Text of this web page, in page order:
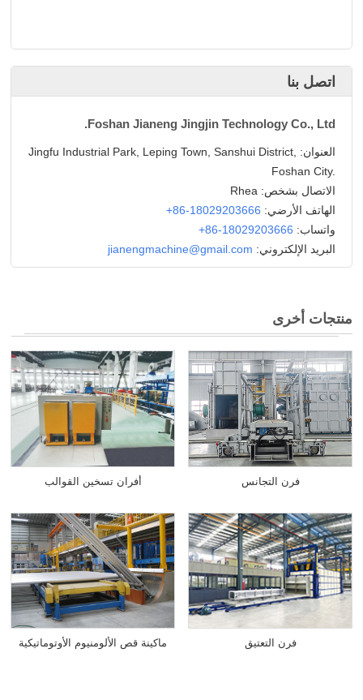
اتصل بنا
Foshan Jianeng Jingjin Technology Co., Ltd.
العنوان: Jingfu Industrial Park, Leping Town, Sanshui District,
Foshan City.
الاتصال بشخص: Rhea
الهاتف الأرضي: +86-18029203666
واتساب: +86-18029203666
البريد الإلكتروني: jianengmachine@gmail.com
منتجات أخرى
فرن التجانس أفران تسخين القوالب
فرن التعتيق ماكينة قص الألومنيوم الأوتوماتيكية